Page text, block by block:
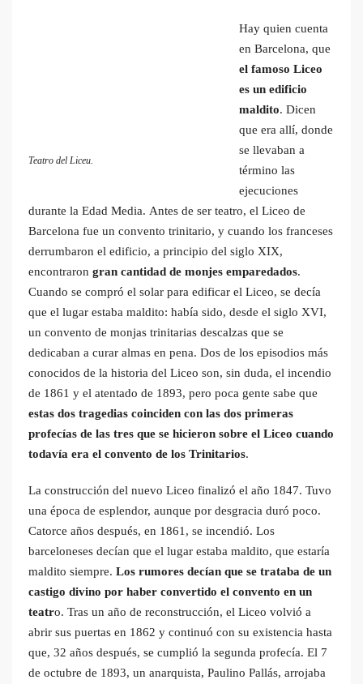
Teatro del Liceu.
Hay quien cuenta
en Barcelona, que
el famoso Liceo
es un edificio
maldito. Dicen
que era allí, donde
se llevaban a
término las
ejecuciones
durante la Edad Media. Antes de ser teatro, el Liceo de
Barcelona fue un convento trinitario, y cuando los franceses
derrumbaron el edificio, a principio del siglo XIX,
encontraron gran cantidad de monjes emparedados.
Cuando se compró el solar para edificar el Liceo, se decía
que el lugar estaba maldito: había sido, desde el siglo XVI,
un convento de monjas trinitarias descalzas que se
dedicaban a curar almas en pena. Dos de los episodios más
conocidos de la historia del Liceo son, sin duda, el incendio
de 1861 y el atentado de 1893, pero poca gente sabe que
estas dos tragedias coinciden con las dos primeras
profecías de las tres que se hicieron sobre el Liceo cuando
todavía era el convento de los Trinitarios.
La construcción del nuevo Liceo finalizó el año 1847. Tuvo
una época de esplendor, aunque por desgracia duró poco.
Catorce años después, en 1861, se incendió. Los
barceloneses decían que el lugar estaba maldito, que estaría
maldito siempre. Los rumores decían que se trataba de un
castigo divino por haber convertido el convento en un
teatro. Tras un año de reconstrucción, el Liceo volvió a
abrir sus puertas en 1862 y continuó con su existencia hasta
que, 32 años después, se cumplió la segunda profecía. El 7
de octubre de 1893, un anarquista, Paulino Pallás, arrojaba